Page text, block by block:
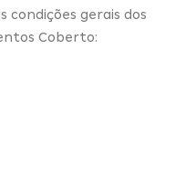
condições gerais dos
Coberto: